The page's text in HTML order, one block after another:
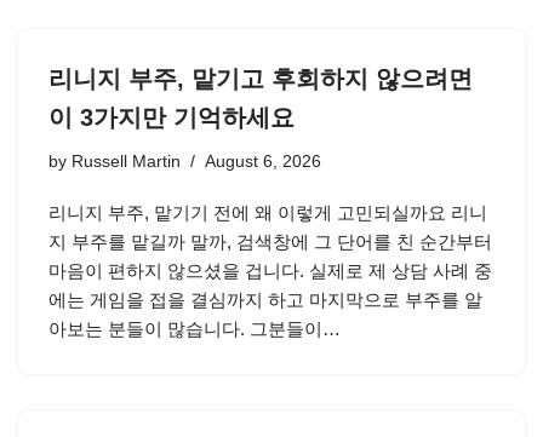
리니지 부주, 맡기고 후회하지 않으려면
이 3가지만 기억하세요
by Russell Martin August 6, 2026
리니지 부주, 맡기기 전에 왜 이렇게 고민되실까요 리니
지 부주를 맡길까 말까, 검색창에 그 단어를 친 순간부터
마음이 편하지 않으셨을 겁니다. 실제로 제 상담 사례 중
에는 게임을 접을 결심까지 하고 마지막으로 부주를 알
아보는 분들이 많습니다. 그분들이…